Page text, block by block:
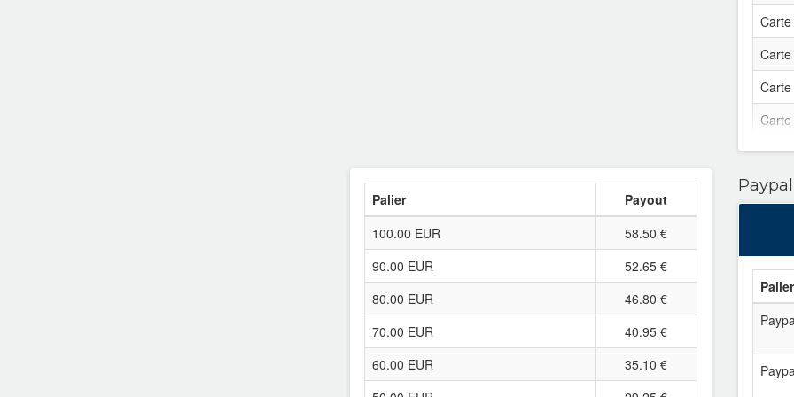
Carte
Carte
Carte
Palier
Payout
100.00 EUR
58.50 €
90.00 EUR
52.65 €
80.00 EUR
46.80 €
70.00 EUR
40.95 €
60.00 EUR
35.10 €
Paypal
Palier